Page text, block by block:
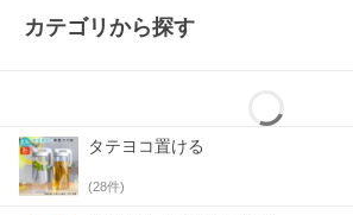
カテゴリから探す
タテヨコ置ける
(28件)